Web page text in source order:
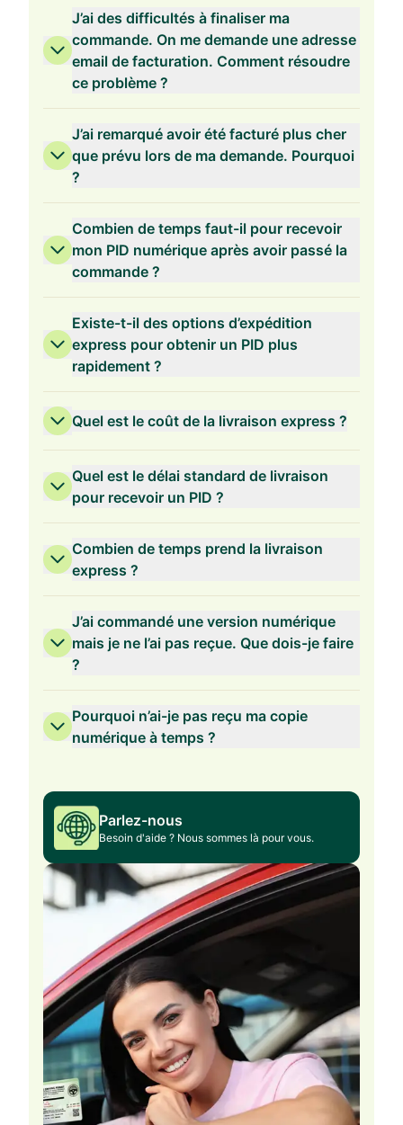
Validité de 2 ans
Validité de 1 an
J’ai des difficultés à finaliser ma
commande. On me demande une adresse
email de facturation. Comment résoudre
ce problème ?
J’ai remarqué avoir été facturé plus cher
que prévu lors de ma demande. Pourquoi
?
Combien de temps faut-il pour recevoir
mon PID numérique après avoir passé la
commande ?
Existe-t-il des options d’expédition
express pour obtenir un PID plus
rapidement ?
Quel est le coût de la livraison express ?
Quel est le délai standard de livraison
pour recevoir un PID ?
Combien de temps prend la livraison
express ?
J’ai commandé une version numérique
mais je ne l’ai pas reçue. Que dois-je faire
?
Pourquoi n’ai-je pas reçu ma copie
numérique à temps ?
Parlez-nous
Besoin d'aide ? Nous sommes là pour vous.